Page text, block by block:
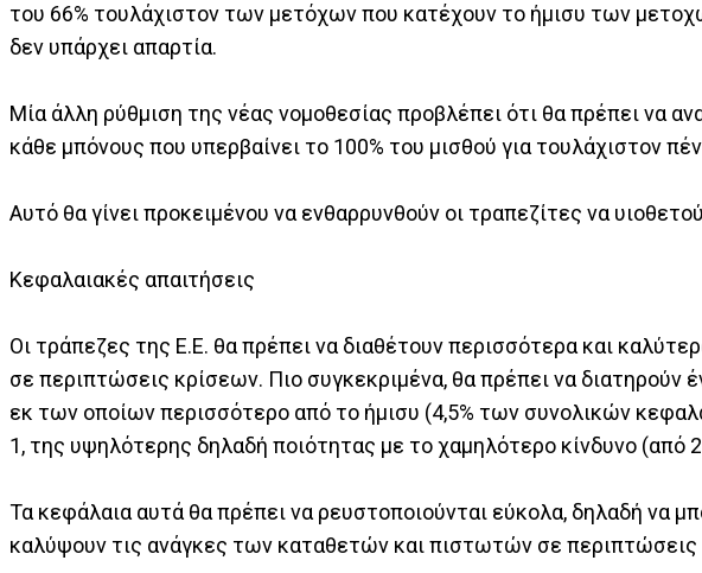
του 66% τουλάχιστον των μετόχων που κατέχουν το ήμισυ των
δεν υπάρχει απαρτία.
Μία άλλη ρύθμιση της νέας νομοθεσίας προβλέπει ότι θα πρέπει να
κάθε μπόνους που υπερβαίνει το 100% του μισθού για τουλάχιστον
Αυτό θα γίνει προκειμένου να ενθαρρυνθούν οι τραπεζίτες να
Κεφαλαιακές απαιτήσεις
Οι τράπεζες της Ε.Ε. θα πρέπει να διαθέτουν περισσότερα και
σε περιπτώσεις κρίσεων. Πιο συγκεκριμένα, θα πρέπει να διατηρούν
εκ των οποίων περισσότερο από το ήμισυ (4,5% των συνολικών
1, της υψηλότερης δηλαδή ποιότητας με το χαμηλότερο κίνδυνο (από
Τα κεφάλαια αυτά θα πρέπει να ρευστοποιούνται εύκολα, δηλαδή να
καλύψουν τις ανάγκες των καταθετών και πιστωτών σε περιπτώσεις